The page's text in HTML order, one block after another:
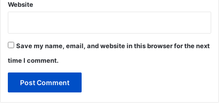
Website
Save my name, email, and website in this browser for the next
time I comment.